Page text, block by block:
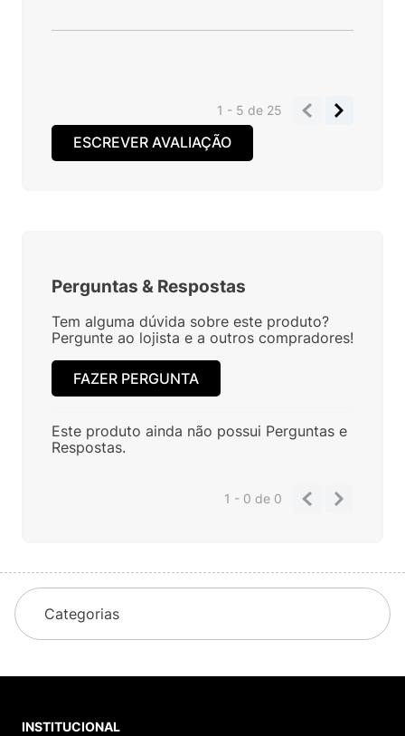
1 - 5de 25
ESCREVER AVALIAÇÃO
Perguntas & Respostas
Tem alguma dúvida sobre este produto?
Pergunte ao lojista e a outros compradores!
FAZER PERGUNTA
Este produto ainda não possui Perguntas e
Respostas.
1 - 0de 0
Categorias
INSTITUCIONAL